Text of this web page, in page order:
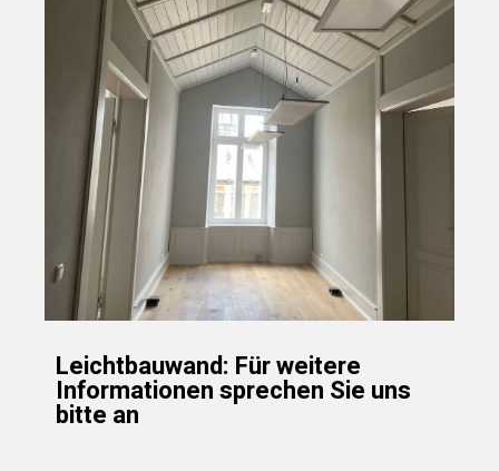
Leichtbauwand: Für weitere
Informationen sprechen Sie uns
bitte an